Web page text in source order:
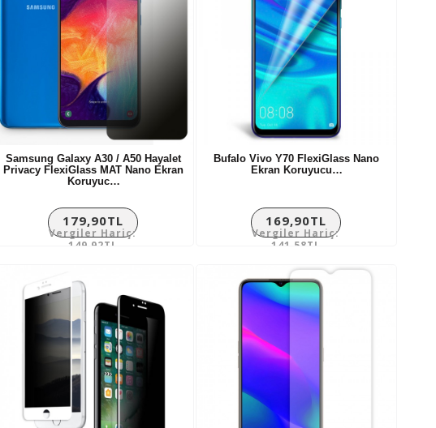
Samsung Galaxy A30 / A50 Hayalet
Privacy FlexiGlass MAT Nano Ekran
Koruyuc…
179,90TL
Vergiler Hariç:
149,92TL
Bufalo Vivo Y70 FlexiGlass Nano
Ekran Koruyucu…
169,90TL
Vergiler Hariç:
141,58TL